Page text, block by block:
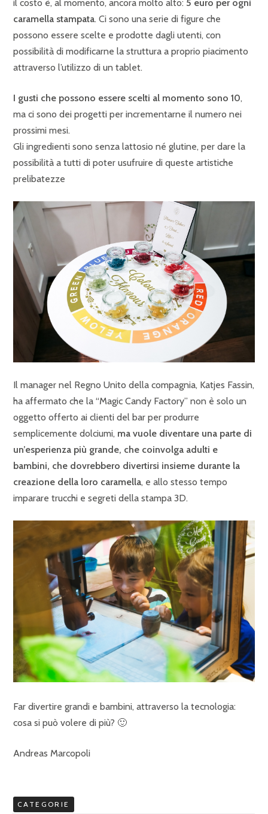
il costo è, al momento, ancora molto alto: 5 euro per ogni
caramella stampata. Ci sono una serie di figure che
possono essere scelte e prodotte dagli utenti, con
possibilità di modificarne la struttura a proprio piacimento
attraverso l’utilizzo di un tablet.
I gusti che possono essere scelti al momento sono 10,
ma ci sono dei progetti per incrementarne il numero nei
prossimi mesi.
Gli ingredienti sono senza lattosio né glutine, per dare la
possibilità a tutti di poter usufruire di queste artistiche
prelibatezze
Il manager nel Regno Unito della compagnia, Katjes Fassin,
ha affermato che la “Magic Candy Factory” non è solo un
oggetto offerto ai clienti del bar per produrre
semplicemente dolciumi, ma vuole diventare una parte di
un’esperienza più grande, che coinvolga adulti e
bambini, che dovrebbero divertirsi insieme durante la
creazione della loro caramella, e allo stesso tempo
imparare trucchi e segreti della stampa 3D.
Far divertire grandi e bambini, attraverso la tecnologia:
cosa si può volere di più? 🙂
Andreas Marcopoli
CATEGORIE